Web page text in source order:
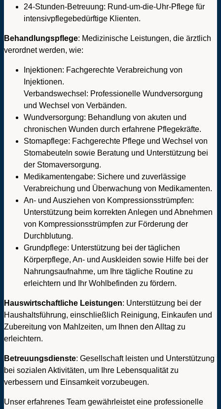
24-Stunden-Betreuung: Rund-um-die-Uhr-Pflege für
intensivpflegebedürftige Klienten.
Behandlungspflege: Medizinische Leistungen, die ärztlich
verordnet werden, wie:
Injektionen: Fachgerechte Verabreichung von
Injektionen.
Verbandswechsel: Professionelle Wundversorgung
und Wechsel von Verbänden.
Wundversorgung: Behandlung von akuten und
chronischen Wunden durch erfahrene Pflegekräfte.
Stomapflege: Fachgerechte Pflege und Wechsel von
Stomabeuteln sowie Beratung und Unterstützung bei
der Stomaversorgung.
Medikamentengabe: Sichere und zuverlässige
Verabreichung und Überwachung von Medikamenten.
An- und Ausziehen von Kompressionsstrümpfen:
Unterstützung beim korrekten Anlegen und Abnehmen
von Kompressionsstrümpfen zur Förderung der
Durchblutung.
Grundpflege: Unterstützung bei der täglichen
Körperpflege, An- und Auskleiden sowie Hilfe bei der
Nahrungsaufnahme, um Ihre tägliche Routine zu
erleichtern und Ihr Wohlbefinden zu fördern.
Hauswirtschaftliche Leistungen: Unterstützung bei der
Haushaltsführung, einschließlich Reinigung, Einkaufen und
Zubereitung von Mahlzeiten, um Ihnen den Alltag zu
erleichtern.
Betreuungsdienste: Gesellschaft leisten und Unterstützung
bei sozialen Aktivitäten, um Ihre Lebensqualität zu
verbessern und Einsamkeit vorzubeugen.
Unser erfahrenes Team gewährleistet eine professionelle